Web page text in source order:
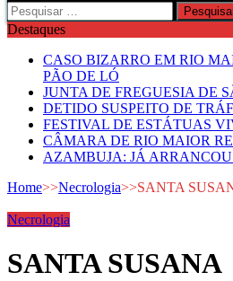
Pesquisar
por:
Destaques
CASO BIZARRO EM RIO
PÃO DE LÓ
JUNTA DE FREGUESIA DE
DETIDO SUSPEITO DE
FESTIVAL DE ESTÁTUAS
CÂMARA DE RIO MAIOR
AZAMBUJA: JÁ
Home>>Necrologia>>SANTA
Necrologia
SANTA SUSANA